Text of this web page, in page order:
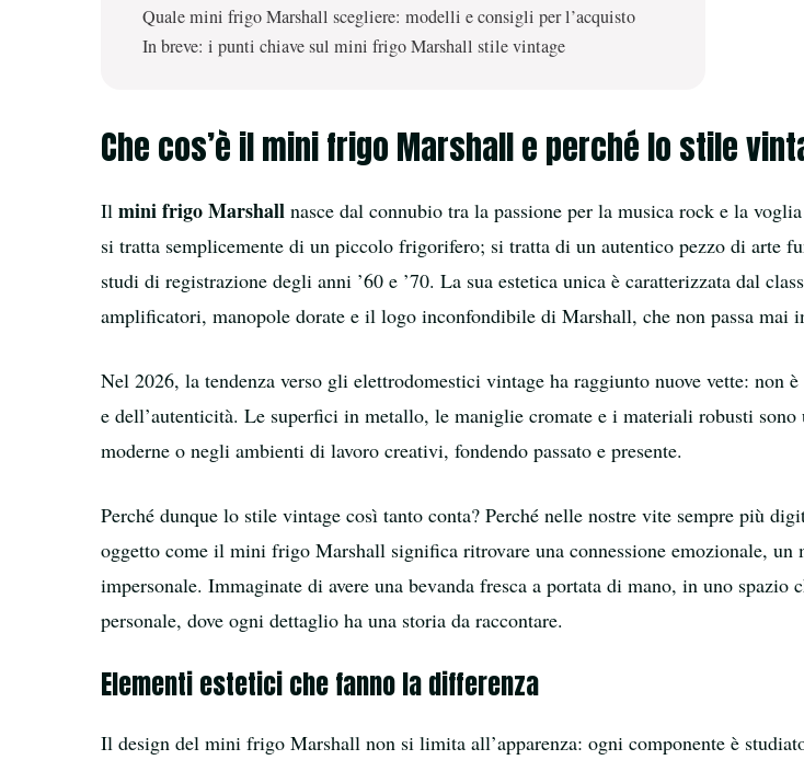
Quale mini frigo Marshall scegliere: modelli e consigli per l’acquisto
In breve: i punti chiave sul mini frigo Marshall stile vintage
Che cos’è il mini frigo Marshall e perché lo stile
Il mini frigo Marshall nasce dal connubio tra la passione per la musica rock e la
si tratta semplicemente di un piccolo frigorifero; si tratta di un autentico pezzo di arte
studi di registrazione degli anni ’60 e ’70. La sua estetica unica è caratterizzata dal
amplificatori, manopole dorate e il logo inconfondibile di Marshall, che non passa mai
Nel 2026, la tendenza verso gli elettrodomestici vintage ha raggiunto nuove vette: non
e dell’autenticità. Le superfici in metallo, le maniglie cromate e i materiali robusti
moderne o negli ambienti di lavoro creativi, fondendo passato e presente.
Perché dunque lo stile vintage così tanto conta? Perché nelle nostre vite sempre più
oggetto come il mini frigo Marshall significa ritrovare una connessione emozionale, un
impersonale. Immaginate di avere una bevanda fresca a portata di mano, in uno
personale, dove ogni dettaglio ha una storia da raccontare.
Elementi estetici che fanno la differenza
Il design del mini frigo Marshall non si limita all’apparenza: ogni componente è